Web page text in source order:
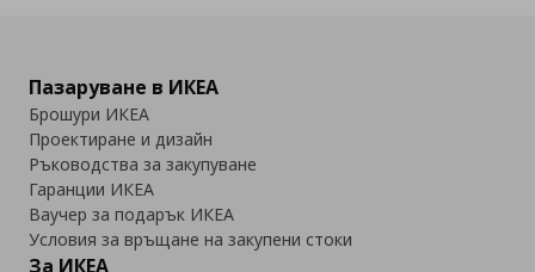
Пазаруване в ИКЕА
Брошури ИКЕА
Проектиране и дизайн
Ръководства за закупуване
Гаранции ИКЕА
Ваучер за подарък ИКЕА
Условия за връщане на закупени стоки
За ИКЕА